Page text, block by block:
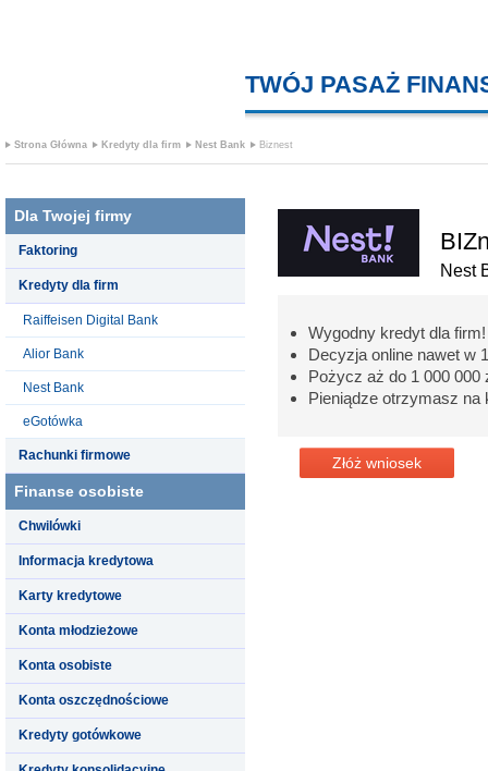
TWÓJ PASAŻ
Strona Główna Kredyty dla firm Nest Bank Biznest
Dla Twojej firmy
Faktoring
Kredyty dla firm
Raiffeisen Digital Bank
Alior Bank
Nest Bank
eGotówka
Rachunki firmowe
Finanse osobiste
Chwilówki
Informacja kredytowa
Karty kredytowe
Konta młodzieżowe
Konta osobiste
Konta oszczędnościowe
Kredyty gotówkowe
Nest
Wygodny kredyt dla firm!
Decyzja online nawet w
Pożycz aż do 1 000 000
Pieniądze otrzymasz na
Złóż wniosek